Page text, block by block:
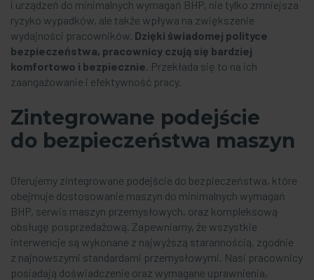
i urządzeń do minimalnych wymagań BHP, nie tylko zmniejsza
ryzyko wypadków, ale także wpływa na zwiększenie
wydajności pracowników. Dzięki świadomej polityce
bezpieczeństwa, pracownicy czują się bardziej
komfortowo i bezpiecznie. Przekłada się to na ich
zaangażowanie i efektywność pracy.
Zintegrowane podejście
do bezpieczeństwa maszyn
Oferujemy zintegrowane podejście do bezpieczeństwa, które
obejmuje dostosowanie maszyn do minimalnych wymagań
BHP, serwis maszyn przemysłowych, oraz kompleksową
obsługę posprzedażową. Zapewniamy, że wszystkie
interwencje są wykonane z najwyższą starannością, zgodnie
z najnowszymi standardami przemysłowymi. Nasi pracownicy
posiadają doświadczenie oraz wymagane uprawnienia,